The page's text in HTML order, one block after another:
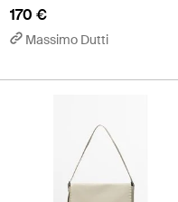
170 €
Massimo Dutti